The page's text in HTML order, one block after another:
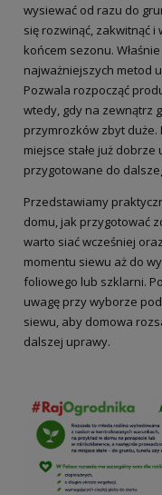
wysiewać od razu do
się rozwinąć, zakwitnąć
końcem sezonu.
najważniejszych metod
Pozwala rozpocząć
wtedy, gdy na zewnątrz
przymrozków zbyt duże.
miejsce stałe już
przygotowane do
Przedstawiamy
domu, jak przygotować
warto siać wcześniej
momentu siewu aż do
foliowego lub szklarni.
uwagę przy wyborze
siewu, aby domowa
dalszej uprawy.